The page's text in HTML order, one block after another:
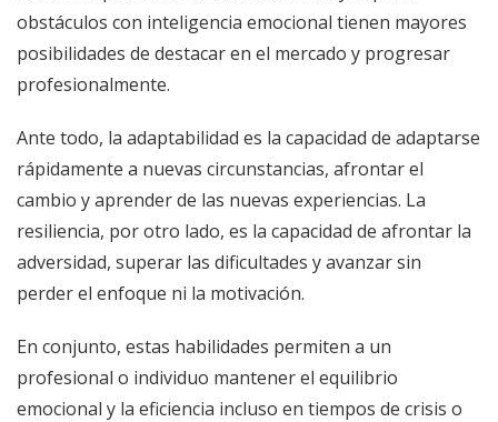
obstáculos con inteligencia emocional tienen mayores
posibilidades de destacar en el mercado y progresar
profesionalmente.
Ante todo, la adaptabilidad es la capacidad de adaptarse
rápidamente a nuevas circunstancias, afrontar el
cambio y aprender de las nuevas experiencias. La
resiliencia, por otro lado, es la capacidad de afrontar la
adversidad, superar las dificultades y avanzar sin
perder el enfoque ni la motivación.
En conjunto, estas habilidades permiten a un
profesional o individuo mantener el equilibrio
emocional y la eficiencia incluso en tiempos de crisis o